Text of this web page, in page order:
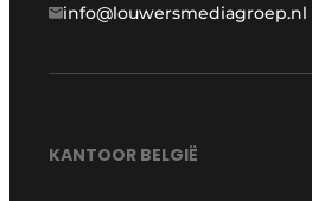
info@louwersmediagroep.nl
KANTOOR BELGIË